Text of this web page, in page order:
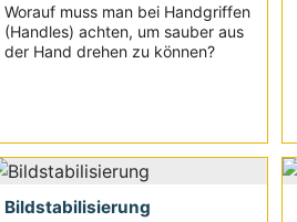
Worauf muss man bei Handgriffen
(Handles) achten, um sauber aus
der Hand drehen zu können?
Bildstabilisierung